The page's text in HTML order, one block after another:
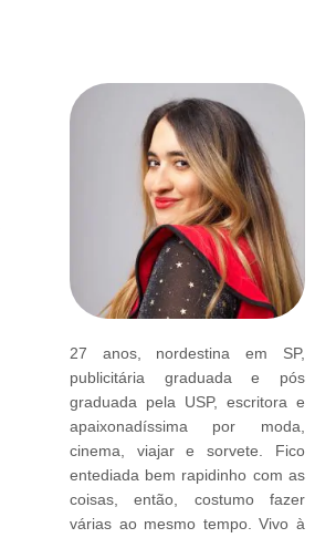
27 anos, nordestina em SP,
publicitária graduada e pós
graduada pela USP, escritora e
apaixonadíssima por moda,
cinema, viajar e sorvete. Fico
entediada bem rapidinho com as
coisas, então, costumo fazer
várias ao mesmo tempo. Vivo à